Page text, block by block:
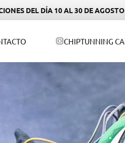
DEL DÍA 10 AL 30 DE AGOSTO
CHIPTUNNING